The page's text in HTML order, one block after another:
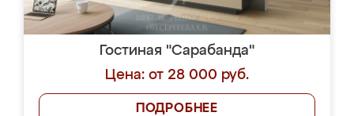
Гостиная "Сарабанда"
Цена: от 28 000 руб.
ПОДРОБНЕЕ